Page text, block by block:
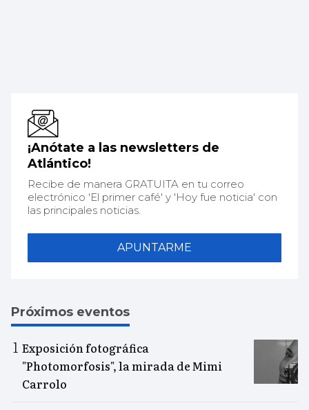
¡Anótate a las newsletters de
Atlántico!
Recibe de manera GRATUITA en tu correo
electrónico 'El primer café' y 'Hoy fue noticia' con
las principales noticias.
APUNTARME
Próximos eventos
Exposición fotográfica
"Photomorfosis", la mirada de Mimi
Carrolo